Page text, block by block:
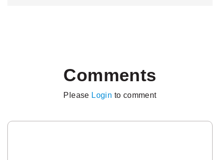
Comments
Please Login to comment